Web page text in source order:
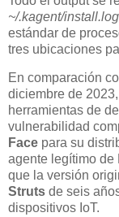
~/.kagent/install.log
estándar de
tres ubicaciones
En comparación
diciembre de
herramientas de
vulnerabilidad
Face para su
agente legítimo de
que la versión
Struts de seis
dispositivos IoT.